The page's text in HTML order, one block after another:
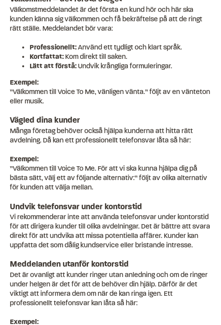
Välkomstmeddelandet är det första en kund hör och här ska
kunden känna sig välkommen och få bekräftelse på att de ringt
rätt ställe. Meddelandet bör vara:
Professionellt:Använd ett tydligt och klart språk.
Kortfattat: Kom direkt till saken.
Lätt att förstå:Undvik krångliga formuleringar.
Exempel:
”Välkommen till Voice To Me, vänligen vänta.” följt av en vänteton
eller musik.
Vägled dina kunder
Många företag behöver också hjälpa kunderna att hitta rätt
avdelning. Då kan ett professionellt telefonsvar låta så här:
Exempel:
”Välkommen till Voice To Me. För att vi ska kunna hjälpa dig på
bästa sätt, välj ett av följande alternativ:” följt av olika alternativ
för kunden att välja mellan.
Undvik telefonsvar under kontorstid
Vi rekommenderar inte att använda telefonsvar under kontorstid
för att dirigera kunder till olika avdelningar. Det är bättre att svara
direkt för att undvika att missa potentiella affärer. Kunder kan
uppfatta det som dålig kundservice eller bristande intresse.
Meddelanden utanför kontorstid
Det är ovanligt att kunder ringer utan anledning och om de ringer
under helgen är det för att de behöver din hjälp. Därför är det
viktigt att informera dem om när de kan ringa igen. Ett
professionellt telefonsvar kan låta så här:
Exempel: